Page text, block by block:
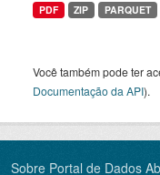
PDF ZIP PARQUET
Você também pode ter
Documentação da API).
Sobre Portal de Dados